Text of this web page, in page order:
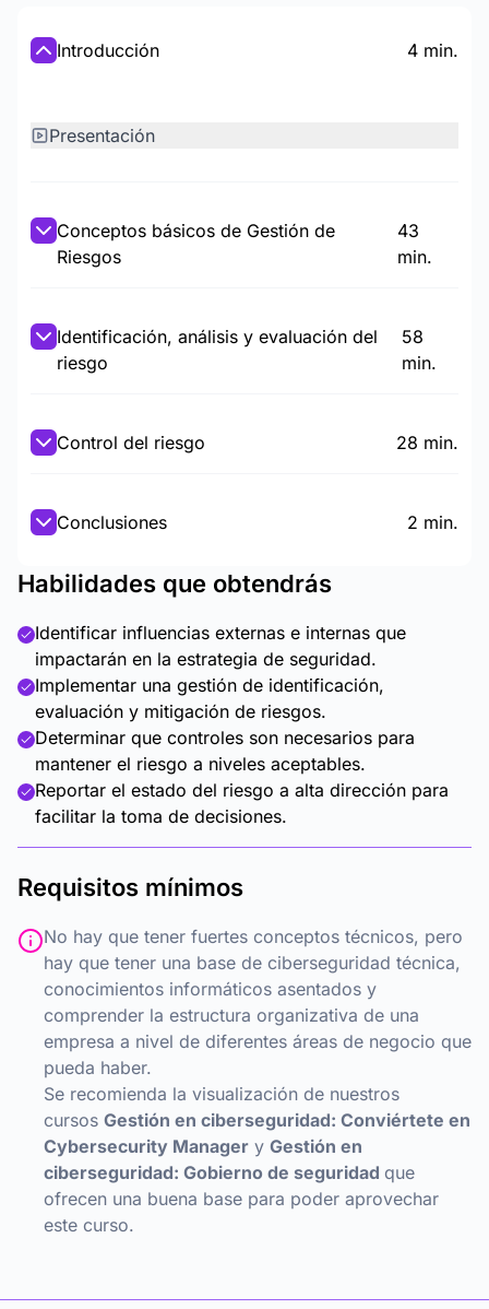
Introducción 4 min.
Presentación
Conceptos básicos de Gestión de
Riesgos
43
min.
Identificación, análisis y evaluación del
riesgo
58
min.
Control del riesgo 28 min.
Conclusiones 2 min.
Habilidades que obtendrás
Identificar influencias externas e internas que
impactarán en la estrategia de seguridad.
Implementar una gestión de identificación,
evaluación y mitigación de riesgos.
Determinar que controles son necesarios para
mantener el riesgo a niveles aceptables.
Reportar el estado del riesgo a alta dirección para
facilitar la toma de decisiones.
Requisitos mínimos
No hay que tener fuertes conceptos técnicos, pero
hay que tener una base de ciberseguridad técnica,
conocimientos informáticos asentados y
comprender la estructura organizativa de una
empresa a nivel de diferentes áreas de negocio que
pueda haber.
Se recomienda la visualización de nuestros
cursos Gestión en ciberseguridad: Conviértete en
Cybersecurity Manager y Gestión en
ciberseguridad: Gobierno de seguridad que
ofrecen una buena base para poder aprovechar
este curso.